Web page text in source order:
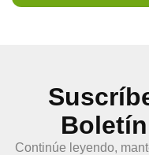
Continúe leyendo,